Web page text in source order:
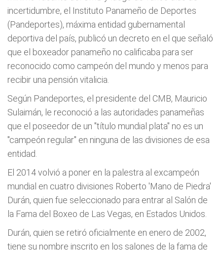
incertidumbre, el Instituto Panameño de Deportes
(Pandeportes), máxima entidad gubernamental
deportiva del país, publicó un decreto en el que señaló
que el boxeador panameño no calificaba para ser
reconocido como campeón del mundo y menos para
recibir una pensión vitalicia.
Según Pandeportes, el presidente del CMB, Mauricio
Sulaimán, le reconoció a las autoridades panameñas
que el poseedor de un "título mundial plata" no es un
"campeón regular" en ninguna de las divisiones de esa
entidad.
El 2014 volvió a poner en la palestra al excampeón
mundial en cuatro divisiones Roberto 'Mano de Piedra'
Durán, quien fue seleccionado para entrar al Salón de
la Fama del Boxeo de Las Vegas, en Estados Unidos.
Durán, quien se retiró oficialmente en enero de 2002,
tiene su nombre inscrito en los salones de la fama de